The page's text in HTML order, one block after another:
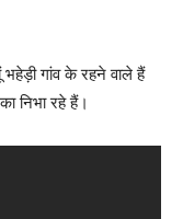
गांव के रहने वाले हैं
निभा रहे हैं।